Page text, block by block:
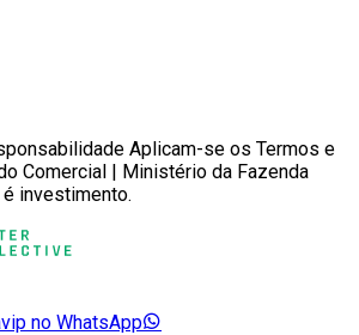
Aplicam-se os Termos e
Comercial | Ministério da Fazenda
investimento.
no WhatsApp